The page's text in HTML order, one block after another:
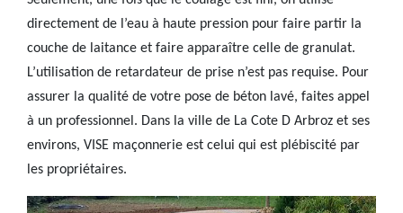
directement de l’eau à haute pression pour faire partir la
couche de laitance et faire apparaître celle de granulat.
L’utilisation de retardateur de prise n’est pas requise. Pour
assurer la qualité de votre pose de béton lavé, faites appel
à un professionnel. Dans la ville de La Cote D Arbroz et ses
environs, VISE maçonnerie est celui qui est plébiscité par
les propriétaires.